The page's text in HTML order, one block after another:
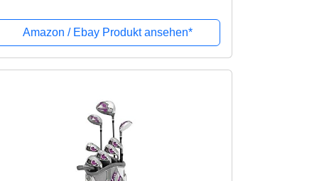
WGG157550
Amazon / Ebay Produkt ansehen*